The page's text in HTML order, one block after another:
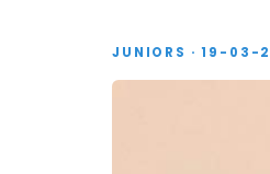
JUNIORS · 19-03-